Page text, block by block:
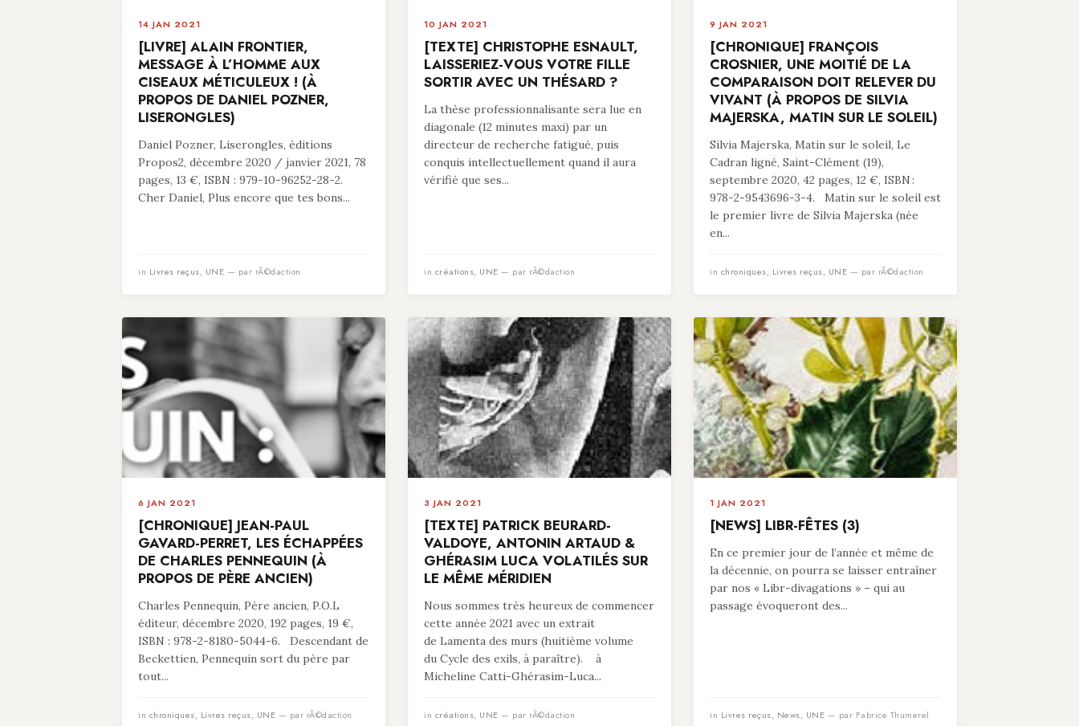
14 JAN 2021
[LIVRE] ALAIN FRONTIER,
MESSAGE À L’HOMME AUX
CISEAUX MÉTICULEUX ! (À
PROPOS DE DANIEL POZNER,
LISERONGLES)
Daniel Pozner, Liserongles, éditions
Propos2, décembre 2020 / janvier 2021, 78
pages, 13 €, ISBN : 979-10-96252-28-2.
Cher Daniel, Plus encore que tes bons...
in Livres reçus, UNE — par rÃ©daction
10 JAN 2021
[TEXTE] CHRISTOPHE ESNAULT,
LAISSERIEZ-VOUS VOTRE FILLE
SORTIR AVEC UN THÉSARD ?
La thèse professionnalisante sera lue en
diagonale (12 minutes maxi) par un
directeur de recherche fatigué, puis
conquis intellectuellement quand il aura
vérifié que ses...
in créations, UNE — par rÃ©daction
9 JAN 2021
[CHRONIQUE] FRANÇOIS
CROSNIER, UNE MOITIÉ DE LA
COMPARAISON DOIT RELEVER DU
VIVANT (À PROPOS DE SILVIA
MAJERSKA, MATIN SUR LE SOLEIL)
Silvia Majerska, Matin sur le soleil, Le
Cadran ligné, Saint-Clément (19),
septembre 2020, 42 pages, 12 €, ISBN :
978-2-9543696-3-4. Matin sur le soleil est
le premier livre de Silvia Majerska (née
en...
in chroniques, Livres reçus, UNE — par rÃ©daction
6 JAN 2021
[CHRONIQUE] JEAN-PAUL
GAVARD-PERRET, LES ÉCHAPPÉES
DE CHARLES PENNEQUIN (À
PROPOS DE PÈRE ANCIEN)
Charles Pennequin, Père ancien, P.O.L
éditeur, décembre 2020, 192 pages, 19 €,
ISBN : 978-2-8180-5044-6. Descendant de
Beckettien, Pennequin sort du père par
tout...
in chroniques, Livres reçus, UNE — par rÃ©daction
3 JAN 2021
[TEXTE] PATRICK BEURARD-
VALDOYE, ANTONIN ARTAUD &
GHÉRASIM LUCA VOLATILÉS SUR
LE MÊME MÉRIDIEN
Nous sommes très heureux de commencer
cette année 2021 avec un extrait
de Lamenta des murs (huitième volume
du Cycle des exils, à paraître). à
Micheline Catti-Ghérasim-Luca...
in créations, UNE — par rÃ©daction
1 JAN 2021
[NEWS] LIBR-FÊTES (3)
En ce premier jour de l’année et même de
la décennie, on pourra se laisser entraîner
par nos « Libr-divagations » – qui au
passage évoqueront des...
in Livres reçus, News, UNE — par Fabrice Thumerel